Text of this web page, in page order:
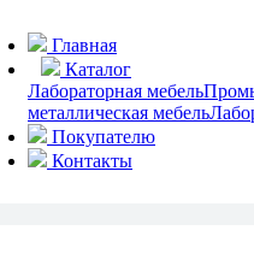
Главная
Каталог
Лабораторная мебель
металлическая мебель
Покупателю
Контакты